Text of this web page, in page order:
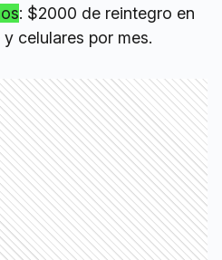
: $2000 de reintegro en
celulares por mes.